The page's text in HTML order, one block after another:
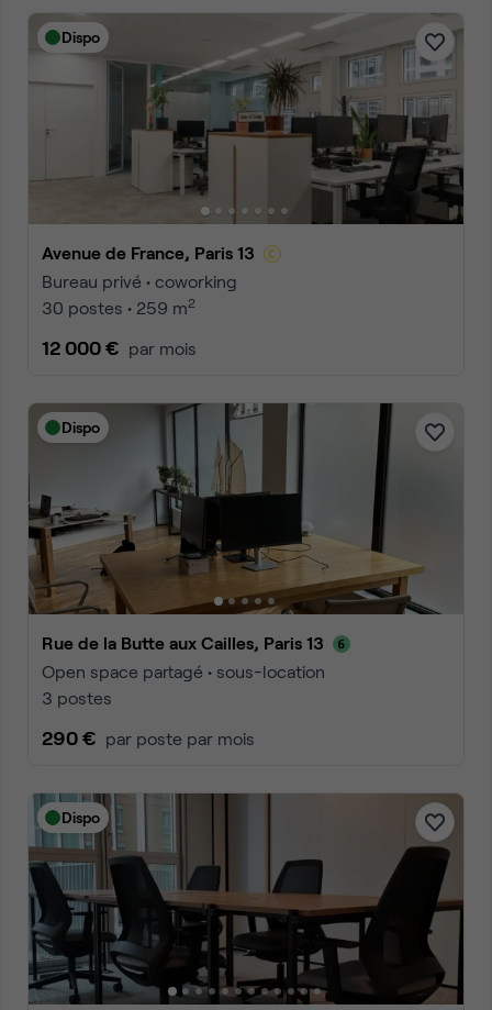
Dispo
Avenue de France, Paris 13
Bureau privé • coworking
30 postes • 259 m2
12 000 € par mois
Dispo
Rue de la Butte aux Cailles, Paris 13
Open space partagé • sous-location
3 postes
290 € par poste par mois
Dispo